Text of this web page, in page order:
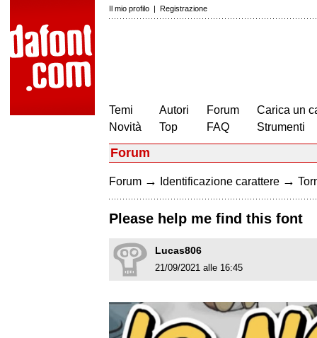
Il mio profilo | Registrazione
Temi
Novità
Autori
Top
Forum
FAQ
Carica un
Strumenti
Forum
Forum → Identificazione carattere →
Please help me find this font
Lucas806
21/09/2021 alle 16:45